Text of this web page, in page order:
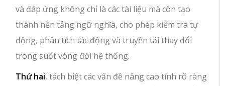
và đáp ứng không chỉ là các tài liệu mà còn tạo
thành nền tảng ngữ nghĩa, cho phép kiểm tra tự
động, phân tích tác động và truyền tải thay đổi
trong suốt vòng đời hệ thống.
Thứ hai, tách biệt các vấn đề nâng cao tính rõ ràng